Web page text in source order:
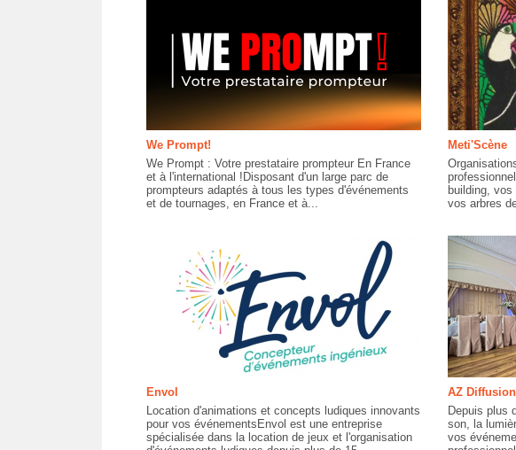
We Prompt!
We Prompt : Votre prestataire prompteur En France
et à l'international !Disposant d'un large parc de
prompteurs adaptés à tous les types d'événements
et de tournages, en France et à...
Meti'Scène
building,
vos arbres
Envol
Location d'animations et concepts ludiques innovants
pour vos événementsEnvol est une entreprise
spécialisée dans la location de jeux et l'organisation
AZ Diffusion
Depuis plus
son, la
vos